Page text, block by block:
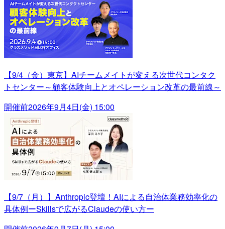
【9/4（金）東京】AIチームメイトが変える次世代コンタク
トセンター～顧客体験向上とオペレーション改革の最前線～
開催前2026年9月4日(金) 15:00
【9/7（月）】Anthropic登壇！AIによる自治体業務効率化の
具体例ーSkillsで広がるClaudeの使い方ー